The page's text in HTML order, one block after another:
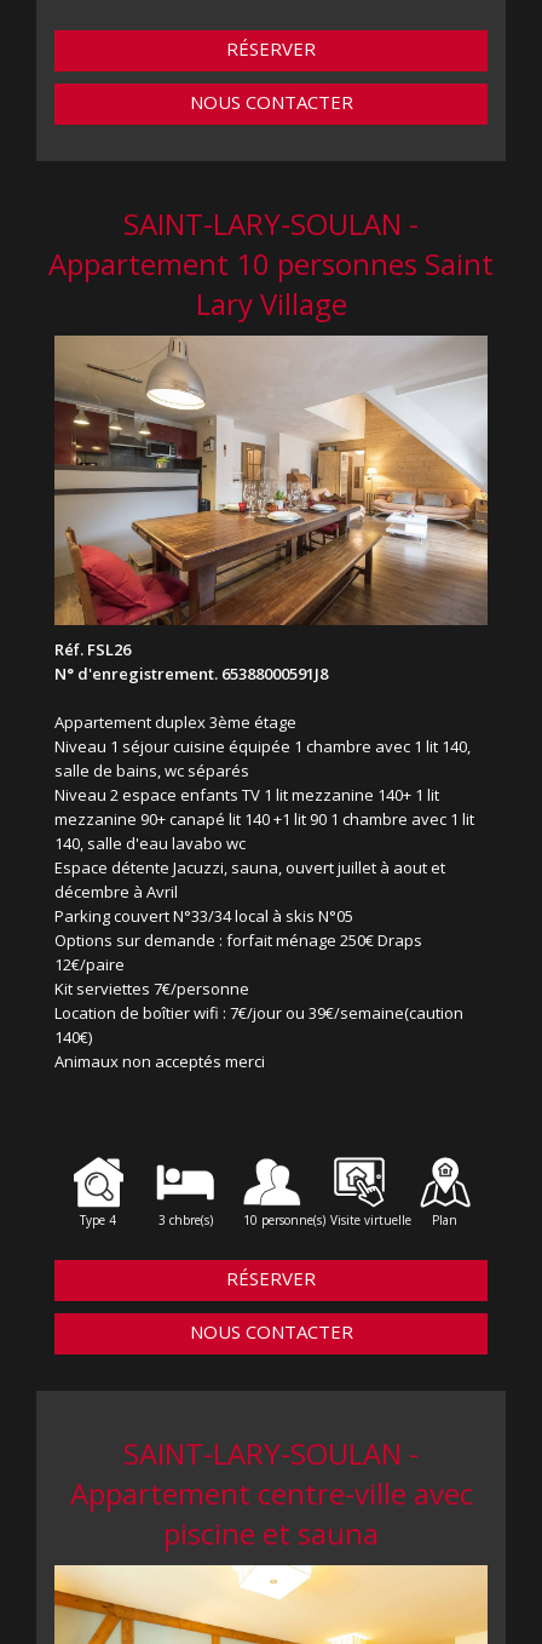
RÉSERVER
NOUS CONTACTER
SAINT-LARY-SOULAN -
Appartement 10 personnes Saint
Lary Village
Réf. FSL26
N° d'enregistrement. 65388000591J8
Appartement duplex 3ème étage
Niveau 1 séjour cuisine équipée 1 chambre avec 1 lit 140,
salle de bains, wc séparés
Niveau 2 espace enfants TV 1 lit mezzanine 140+ 1 lit
mezzanine 90+ canapé lit 140 +1 lit 90 1 chambre avec 1 lit
140, salle d'eau lavabo wc
Espace détente Jacuzzi, sauna, ouvert juillet à aout et
décembre à Avril
Parking couvert N°33/34 local à skis N°05
Options sur demande : forfait ménage 250€ Draps
12€/paire
Kit serviettes 7€/personne
Location de boîtier wifi : 7€/jour ou 39€/semaine(caution
140€)
Animaux non acceptés merci
Type 4 3 chbre(s) 10 personne(s) Visite virtuelle Plan
RÉSERVER
NOUS CONTACTER
SAINT-LARY-SOULAN -
Appartement centre-ville avec
piscine et sauna